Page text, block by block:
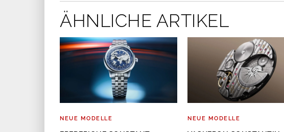
ÄHNLICHE ARTIKEL
NEUE MODELLE NEUE MODELLE